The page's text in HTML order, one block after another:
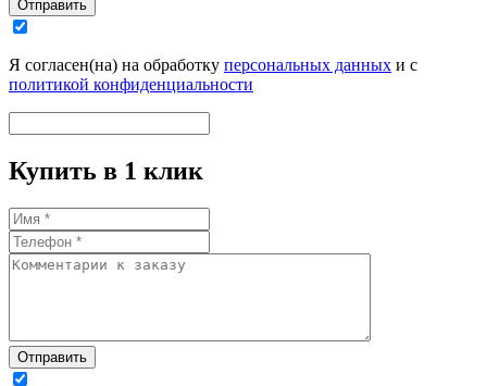
Отправить
Я согласен(на) на обработку персональных данных и с
политикой конфиденциальности
Купить в 1 клик
Отправить